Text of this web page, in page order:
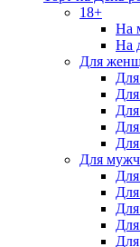
18+
На
На
Для
Для